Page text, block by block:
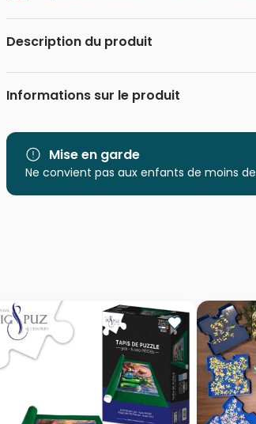
Description du produit
Dans les Dents
Informations sur le produit
Catégorie
Age
Dimensions
48 x
Mise en garde
Ne convient pas aux enfants de moins